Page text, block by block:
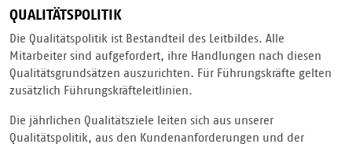
QUALITÄTSPOLITIK
Die Qualitätspolitik ist Bestandteil des Leitbildes. Alle
Mitarbeiter sind aufgefordert, ihre Handlungen nach diesen
Qualitätsgrundsätzen auszurichten. Für Führungskräfte gelten
zusätzlich Führungskräfteleitlinien.
Die jährlichen Qualitätsziele leiten sich aus unserer
Qualitätspolitik, aus den Kundenanforderungen und der